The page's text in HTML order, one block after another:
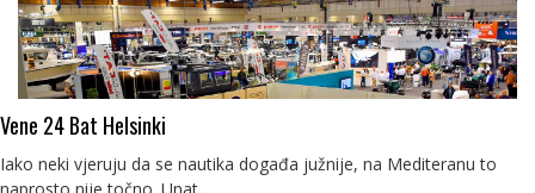
Vene 24 Bat Helsinki
Iako neki vjeruju da se nautika događa južnije, na Mediteranu to